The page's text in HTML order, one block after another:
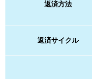
返済方法
返済サイクル